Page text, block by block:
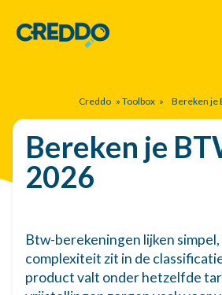
Creddo » Toolbox » Bereken je
Bereken je
2026
Btw-berekeningen lijken simpel,
complexiteit zit in de
product valt onder hetzelfde